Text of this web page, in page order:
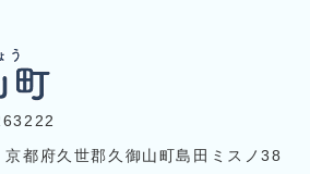
都府久世郡久御山町島田ミスノ38